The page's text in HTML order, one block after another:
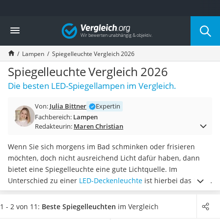
Die beliebtesten Vergleiche nach Kategorie
Wohnen
Matratzen-Topper
Matratzen
Konferenzlautsprecher
Tageslichtlampe
Badlüfter
Bürohocker
Außenleuchte mit Kamera
Akku-Tischlampe
Konferenzmikrofon
Klappmatratze
Duschkopf mit Kalkfilter
Aktenvernichter Sicherheitsstufe 4
Bettgitter
Vergleich
Lampen Spiegelleuchte Vergleich 2026
Spiegelleuchte Vergleich 2026
Die besten LED-Spiegellampen im Vergleich.
Von: Julia Bittner
Expertin
Fachbereich: Lampen
Redakteurin: Maren Christian
Wenn Sie sich morgens im Bad schminken oder frisieren
möchten, doch nicht ausreichend Licht dafür haben, dann
bietet eine Spiegelleuchte eine gute Lichtquelle. Im
Unterschied zu einer LED-Deckenleuchte ist hierbei das Licht
direkt auf den Spiegel gerichtet. Online-Tests empfehlen,
Spiegelleuchten oberhalb oder seitlich zum Spiegel zu
1 - 2 von 11: Beste Spiegelleuchten im Vergleich